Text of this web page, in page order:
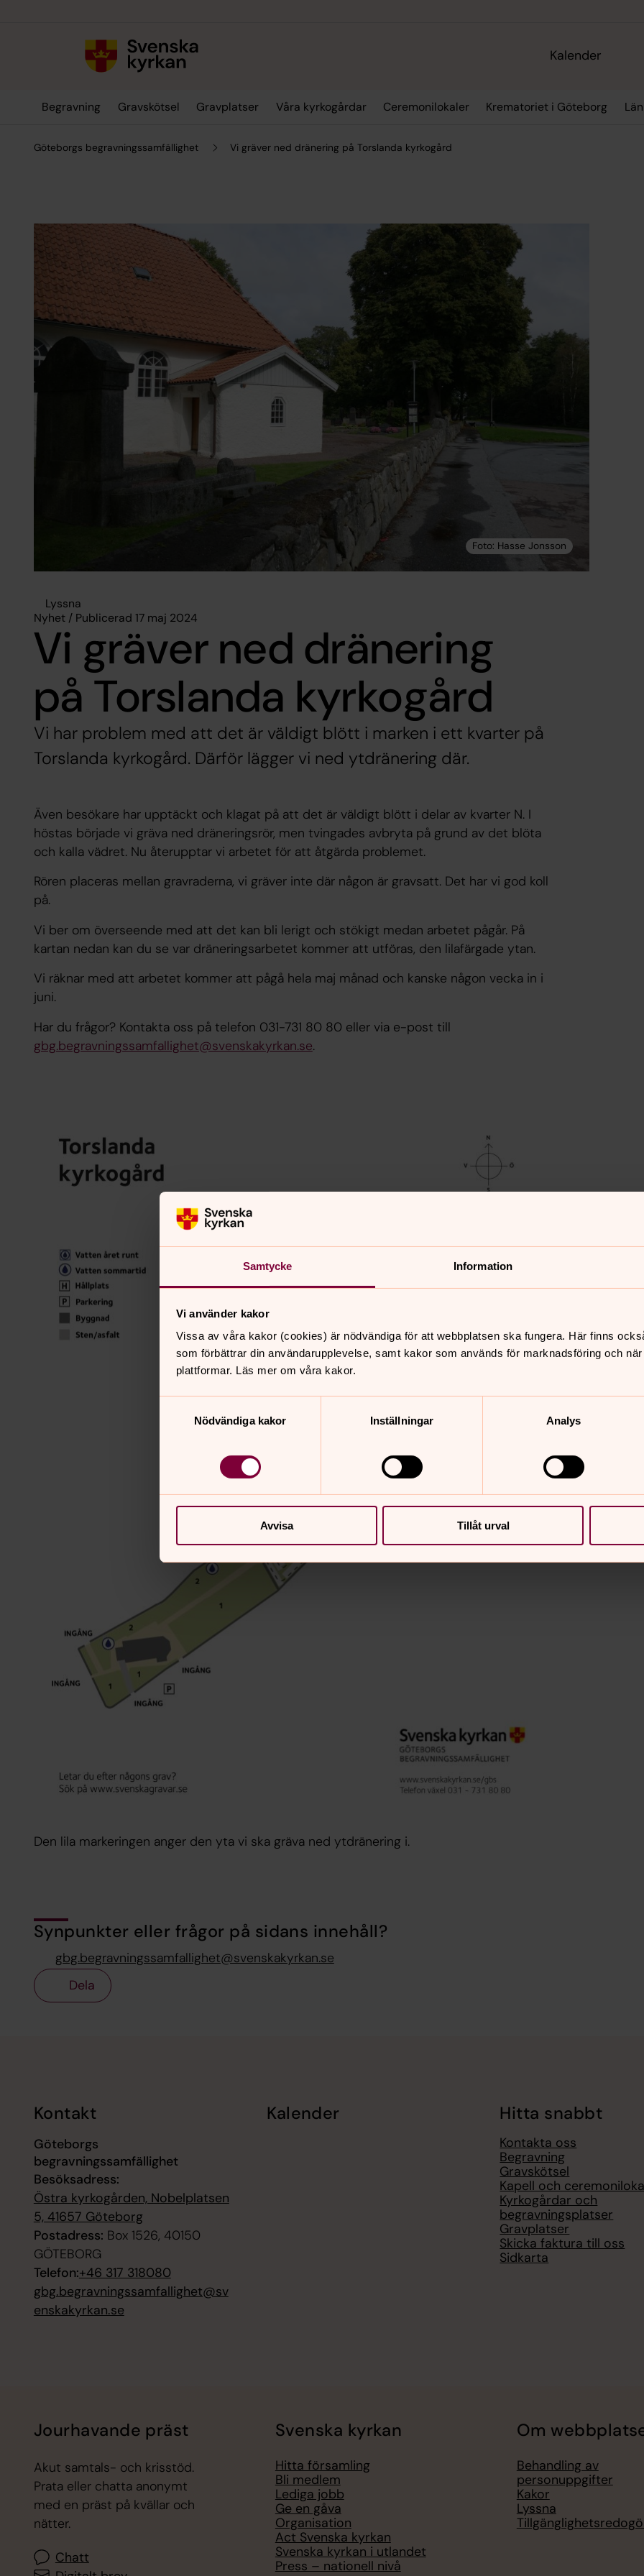
Samtycke Information
Vi använder kakor
Vissa av våra kakor (cookies) är nödvändiga för att webbplatsen ska fungera. Här finns
som förbättrar din användarupplevelse, samt kakor som används för marknadsföring och
plattformar. Läs mer om våra kakor.
Nödvändiga kakor
Inställningar Analys
Avvisa Tillåt urval
Kalender
Begravning Gravskötsel Gravplatser Våra kyrkogårdar Ceremonilokaler Krematoriet i Göteborg
Göteborgs begravningssamfällighet Vi gräver ned dränering på Torslanda kyrkogård
Lyssna
Nyhet / Publicerad 17 maj 2024
Vi gräver ned dränering
på Torslanda kyrkogård
Vi har problem med att det är väldigt blött i marken i ett kvarter på
Torslanda kyrkogård. Därför lägger vi ned ytdränering där.
Även besökare har upptäckt och klagat på att det är väldigt blött i delar av kvarter N. I
höstas började vi gräva ned dräneringsrör, men tvingades avbryta på grund av det blöta
och kalla vädret. Nu återupptar vi arbetet för att åtgärda problemet.
Rören placeras mellan gravraderna, vi gräver inte där någon är gravsatt. Det har vi god koll
på.
Vi ber om överseende med att det kan bli lerigt och stökigt medan arbetet pågår. På
kartan nedan kan du se var dräneringsarbetet kommer att utföras, den lilafärgade ytan.
Vi räknar med att arbetet kommer att pågå hela maj månad och kanske någon vecka in i
juni.
Har du frågor? Kontakta oss på telefon 031-731 80 80 eller via e-post till
gbg.begravningssamfallighet@svenskakyrkan.se.
Den lila markeringen anger den yta vi ska gräva ned ytdränering i.
Synpunkter eller frågor på sidans innehåll?
gbg.begravningssamfallighet@svenskakyrkan.se
Dela
Kontakt
Göteborgs
begravningssamfällighet
Besöksadress:
Östra kyrkogården, Nobelplatsen
5, 41657 Göteborg
Postadress: Box 1526, 40150
GÖTEBORG
Telefon:+46 317 318080
gbg.begravningssamfallighet@sv
enskakyrkan.se
Kalender Hitta snabbt
Kontakta oss
Begravning
Gravskötsel
Kapell och
Kyrkogårdar och
begravningsplatser
Gravplatser
Skicka faktura till oss
Sidkarta
Jourhavande präst
Akut samtals- och krisstöd.
Prata eller chatta anonymt
med en präst på kvällar och
nätter.
Chatt
Svenska kyrkan
Hitta församling
Bli medlem
Lediga jobb
Ge en gåva
Organisation
Act Svenska kyrkan
Svenska kyrkan i utlandet
Press – nationell nivå
Om
Behandling av
personuppgifter
Kakor
Lyssna